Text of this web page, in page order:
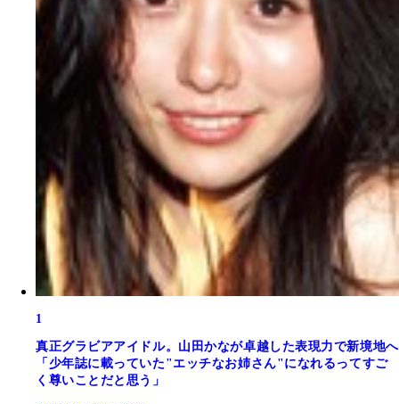
1
真正グラビアアイドル。山田かなが卓越した表現力で新境地へ
「少年誌に載っていた"エッチなお姉さん"になれるってすご
く尊いことだと思う」